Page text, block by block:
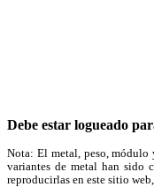
Debe estar logueado
Nota: El metal, peso, módulo
variantes de metal han sido
reproducirlas en este sitio